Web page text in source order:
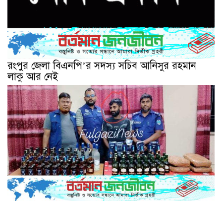
রংপুর জেলা বিএনপি’র সদস্য সচিব আনিসুর রহমান
লাকু আর নেই